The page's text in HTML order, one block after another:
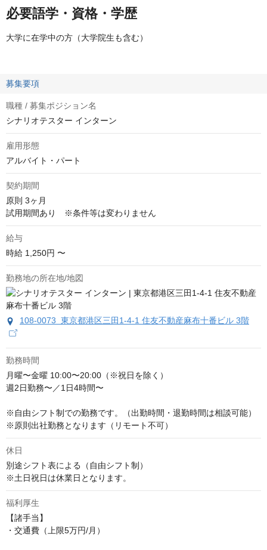
必要語学・資格・学歴
大学に在学中の方（大学院生も含む）
募集要項
職種 / 募集ポジション名
シナリオテスター インターン
雇用形態
アルバイト・パート
契約期間
原則 3ヶ月
試用期間あり　※条件等は変わりません
給与
時給 1,250円 〜
勤務地の所在地/地図
108-0073 東京都港区三田1-4-1 住友不動産麻布十番ビル 3階
勤務時間
月曜〜金曜 10:00〜20:00（※祝日を除く）
週2日勤務〜／1日4時間〜
※自由シフト制での勤務です。（出勤時間・退勤時間は相談可能）
※原則出社勤務となります（リモート不可）
休日
別途シフト表による（自由シフト制）
※土日祝日は休業日となります。
福利厚生
【諸手当】
・交通費（上限5万円/月）